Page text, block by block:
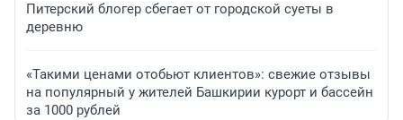
Питерский блогер сбегает от городской суеты в
деревню
«Такими ценами отобьют клиентов»: свежие отзывы
на популярный у жителей Башкирии курорт и бассейн
за 1000 рублей